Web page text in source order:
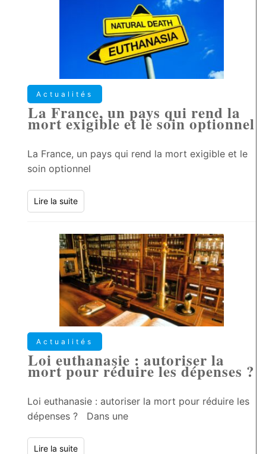
Actualités
La France, un pays qui rend la
mort exigible et le soin optionnel
La France, un pays qui rend la mort exigible et le
soin optionnel
Lire la suite
Actualités
Loi euthanasie : autoriser la
mort pour réduire les dépenses ?
Loi euthanasie : autoriser la mort pour réduire les
dépenses ? Dans une
Lire la suite